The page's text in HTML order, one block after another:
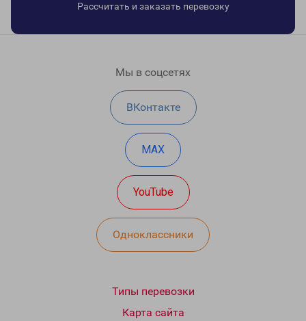
Рассчитать и заказать перевозку
Мы в соцсетях
ВКонтакте
MAX
YouTube
Одноклассники
Типы перевозки
Карта сайта